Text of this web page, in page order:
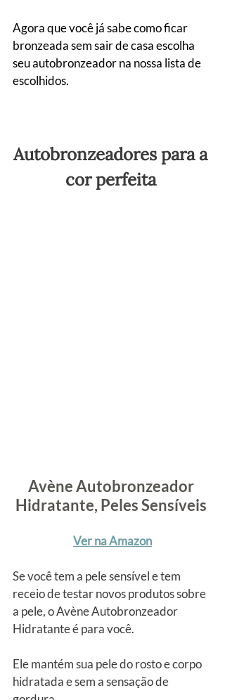
Agora que você já sabe como ficar
bronzeada sem sair de casa escolha
seu autobronzeador na nossa lista de
escolhidos.
Autobronzeadores para a
cor perfeita
Avène Autobronzeador
Hidratante, Peles Sensíveis
Ver na Amazon
Se você tem a pele sensível e tem
receio de testar novos produtos sobre
a pele, o Avène Autobronzeador
Hidratante é para você.
Ele mantém sua pele do rosto e corpo
hidratada e sem a sensação de